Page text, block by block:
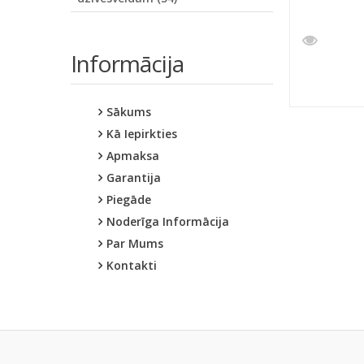
Informācija
Sākums
Kā Iepirkties
Apmaksa
Garantija
Piegāde
Noderīga Informācija
Par Mums
Kontakti